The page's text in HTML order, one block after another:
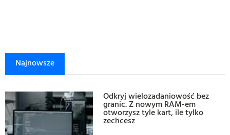
Najnowsze
Odkryj wielozadaniowość bez
granic. Z nowym RAM-em
otworzysz tyle kart, ile tylko
zechcesz